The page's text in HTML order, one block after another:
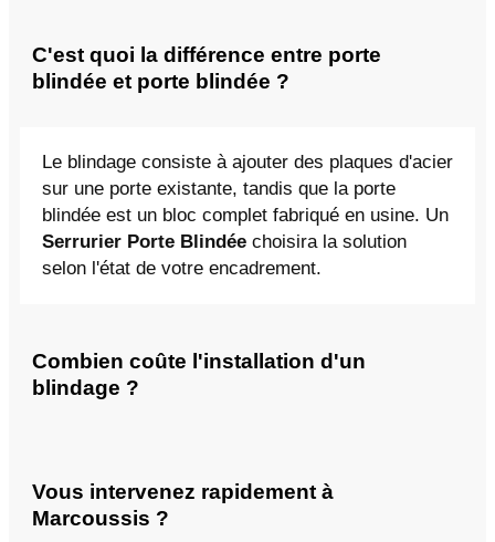
C'est quoi la différence entre porte
blindée et porte blindée ?
Le blindage consiste à ajouter des plaques d'acier
sur une porte existante, tandis que la porte
blindée est un bloc complet fabriqué en usine. Un
Serrurier Porte Blindée choisira la solution
selon l'état de votre encadrement.
Combien coûte l'installation d'un
blindage ?
Vous intervenez rapidement à
Marcoussis ?